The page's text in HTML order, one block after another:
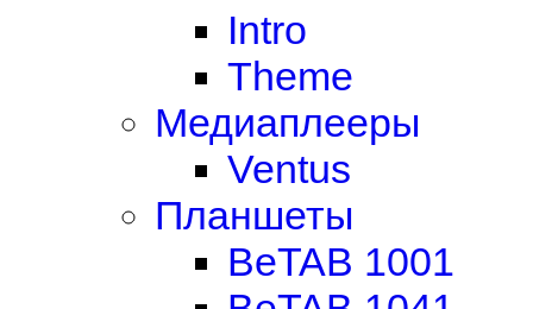
Intro
Theme
Медиаплееры
Ventus
Планшеты
BeTAB 1001